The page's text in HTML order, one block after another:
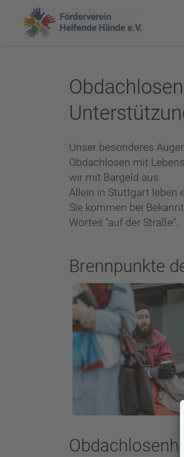
Unser besonderes
Obdachlosen mit
wir mit Bargeld aus.
Allein in Stuttgart leben
Sie kommen bei
Wortes "auf der Straße".
Brennpunkte